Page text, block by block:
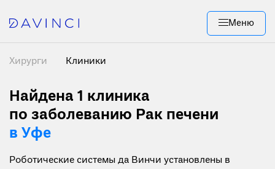
Меню
Хирурги Клиники
Найдена 1 клиника
по заболеванию Рак печени
в Уфе
Роботические системы да Винчи установлены в